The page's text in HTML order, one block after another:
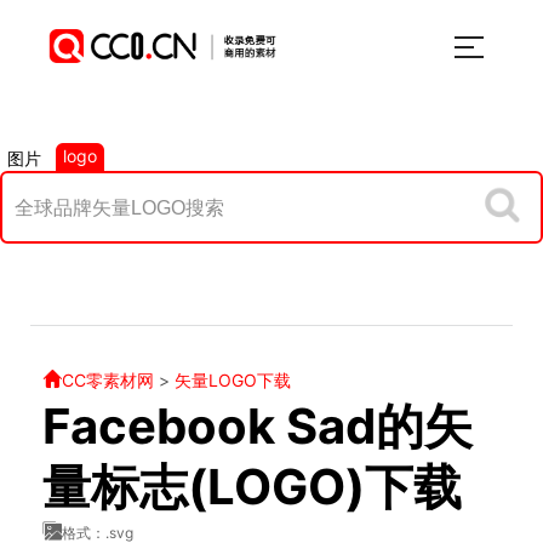
图片 logo
CC零素材网 > 矢量LOGO下载
Facebook Sad的矢
量标志(LOGO)下载
格式：.svg